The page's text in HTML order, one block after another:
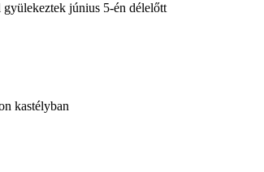
gyülekeztek június 5-én délelőtt
kastélyban